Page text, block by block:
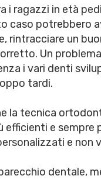
i ragazzi in età
caso potrebbero
rintracciare un
Un
i vari denti
tardi.
la tecnica
efficienti e
e non
dentale,